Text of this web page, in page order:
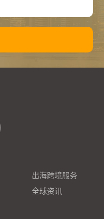
出海跨境服务
全球资讯